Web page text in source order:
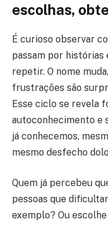
escolhas,
É curioso observar
passam por histórias
repetir. O nome
frustrações são
Esse ciclo se revela
autoconhecimento e
já conhecemos,
mesmo desfecho
Quem já percebeu
pessoas que
exemplo? Ou